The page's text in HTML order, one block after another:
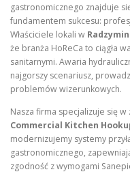
gastronomicznego znajduje
fundamentem sukcesu:
Właściciele lokali w
że branża HoReCa to ciągła
sanitarnymi. Awaria
najgorszy scenariusz,
problemów wizerunkowych.
Nasza firma specjalizuje się w
Commercial Kitchen
modernizujemy systemy
gastronomicznego,
zgodność z wymogami